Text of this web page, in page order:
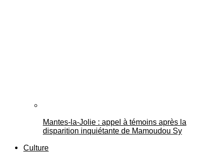
Mantes-la-Jolie : appel à témoins après la
disparition inquiétante de Mamoudou Sy
Culture